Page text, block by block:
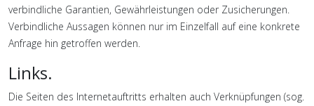
verbindliche Garantien, Gewährleistungen oder Zusicherungen.
Verbindliche Aussagen können nur im Einzelfall auf eine konkrete
Anfrage hin getroffen werden.
Links.
Die Seiten des Internetauftritts erhalten auch Verknüpfungen (sog.